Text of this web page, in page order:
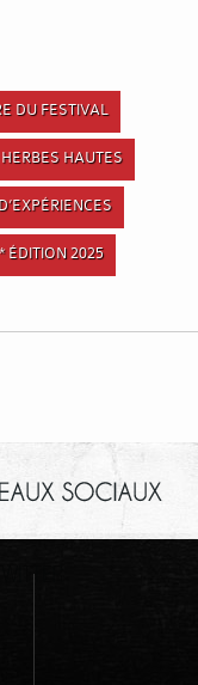
DU FESTIVAL
HAUTES
ÉDITION 2025